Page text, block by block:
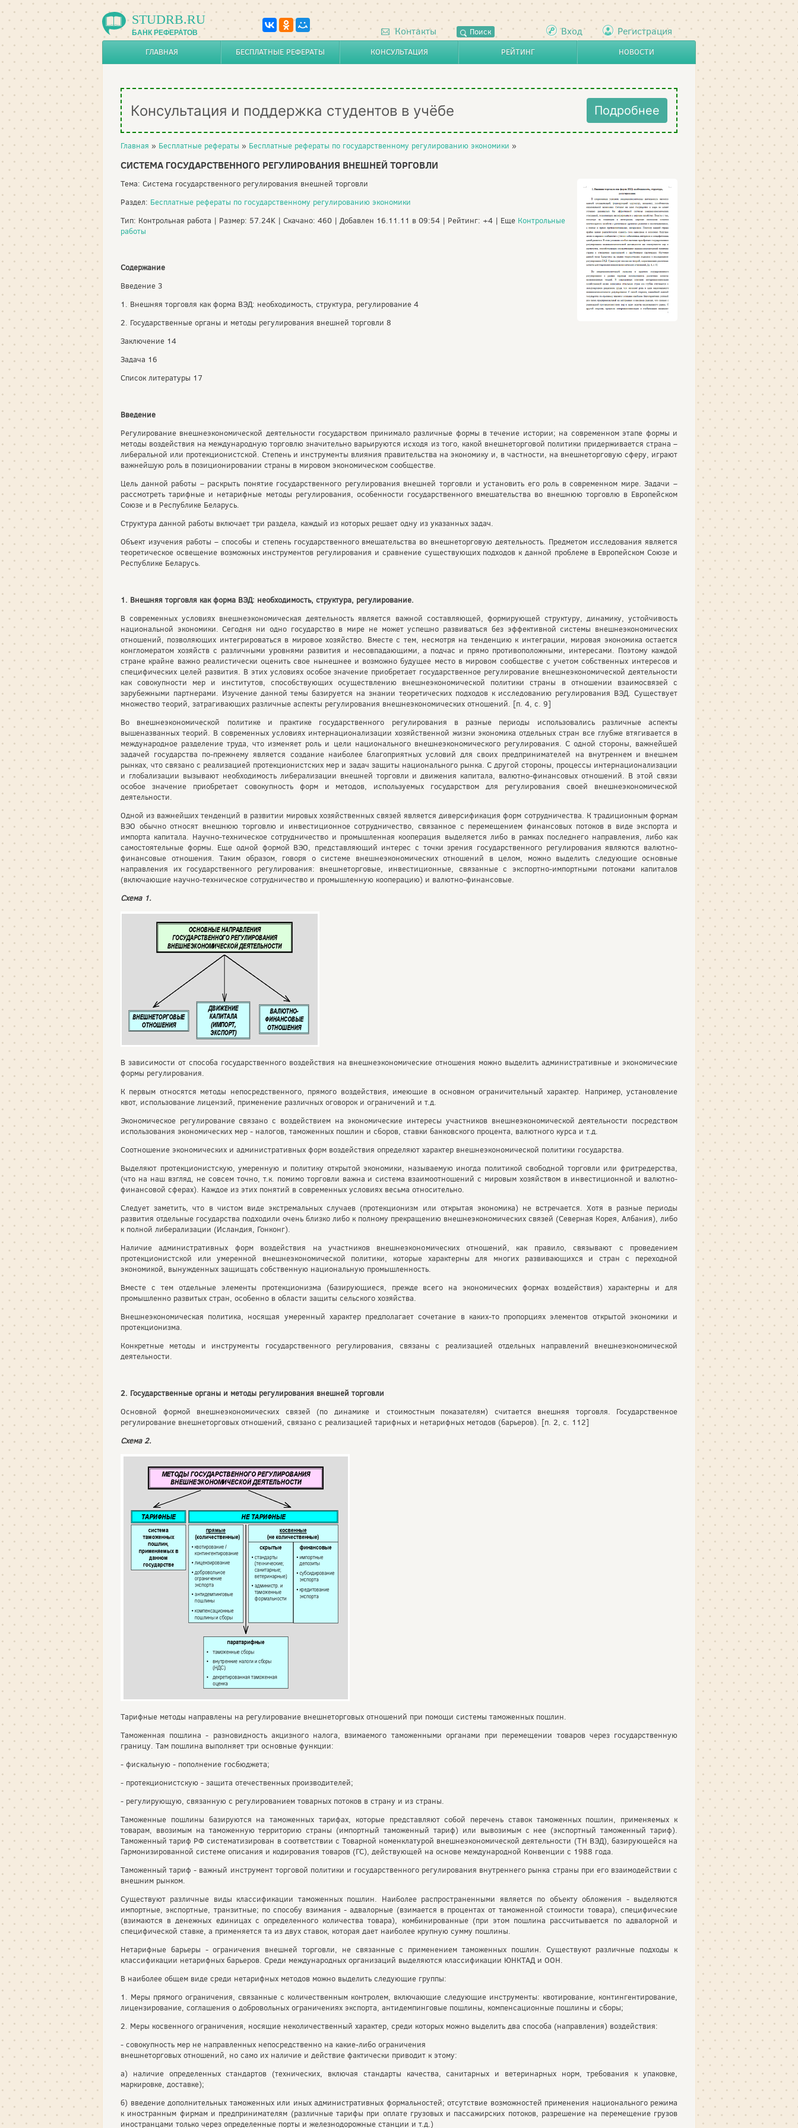
STUDRB.RU
БАНК РЕФЕРАТОВ Контакты Поиск Вход Регистрация
ГЛАВНАЯ БЕСПЛАТНЫЕ РЕФЕРАТЫ КОНСУЛЬТАЦИЯ РЕЙТИНГ НОВОСТИ
Консультация и поддержка студентов в учёбе Подробнее
Главная » Бесплатные рефераты » Бесплатные рефераты по государственному регулированию экономики »
СИСТЕМА ГОСУДАРСТВЕННОГО РЕГУЛИРОВАНИЯ ВНЕШНЕЙ ТОРГОВЛИ
Тема: Система государственного регулирования внешней торговли
Раздел: Бесплатные рефераты по государственному регулированию экономики
Тип: Контрольная работа | Размер: 57.24K | Скачано: 460 | Добавлен 16.11.11 в 09:54 | Рейтинг: +4 | Еще Контрольные
работы
Содержание
Введение 3
1. Внешняя торговля как форма ВЭД: необходимость, структура, регулирование 4
2. Государственные органы и методы регулирования внешней торговли 8
Заключение 14
Задача 16
Список литературы 17
Введение
Регулирование внешнеэкономической деятельности государством принимало различные формы в течение истории; на современном этапе формы и
методы воздействия на международную торговлю значительно варьируются исходя из того, какой внешнеторговой политики придерживается страна –
либеральной или протекционистской. Степень и инструменты влияния правительства на экономику и, в частности, на внешнеторговую сферу, играют
важнейшую роль в позиционировании страны в мировом экономическом сообществе.
Цель данной работы – раскрыть понятие государственного регулирования внешней торговли и установить его роль в современном мире. Задачи –
рассмотреть тарифные и нетарифные методы регулирования, особенности государственного вмешательства во внешнюю торговлю в Европейском
Союзе и в Республике Беларусь.
Структура данной работы включает три раздела, каждый из которых решает одну из указанных задач.
Объект изучения работы – способы и степень государственного вмешательства во внешнеторговую деятельность. Предметом исследования является
теоретическое освещение возможных инструментов регулирования и сравнение существующих подходов к данной проблеме в Европейском Союзе и
Республике Беларусь.
1. Внешняя торговля как форма ВЭД: необходимость, структура, регулирование.
В современных условиях внешнеэкономическая деятельность является важной составляющей, формирующей структуру, динамику, устойчивость
национальной экономики. Сегодня ни одно государство в мире не может успешно развиваться без эффективной системы внешнеэкономических
отношений, позволяющих интегрироваться в мировое хозяйство. Вместе с тем, несмотря на тенденцию к интеграции, мировая экономика остается
конгломератом хозяйств с различными уровнями развития и несовпадающими, а подчас и прямо противоположными, интересами. Поэтому каждой
стране крайне важно реалистически оценить свое нынешнее и возможно будущее место в мировом сообществе с учетом собственных интересов и
специфических целей развития. В этих условиях особое значение приобретает государственное регулирование внешнеэкономической деятельности
как совокупности мер и институтов, способствующих осуществлению внешнеэкономической политики страны в отношении взаимосвязей с
зарубежными партнерами. Изучение данной темы базируется на знании теоретических подходов к исследованию регулирования ВЭД. Существует
множество теорий, затрагивающих различные аспекты регулирования внешнеэкономических отношений. [п. 4, с. 9]
Во внешнеэкономической политике и практике государственного регулирования в разные периоды использовались различные аспекты
вышеназванных теорий. В современных условиях интернационализации хозяйственной жизни экономика отдельных стран все глубже втягивается в
международное разделение труда, что изменяет роль и цели национального внешнеэкономического регулирования. С одной стороны, важнейшей
задачей государства по-прежнему является создание наиболее благоприятных условий для своих предпринимателей на внутреннем и внешнем
рынках, что связано с реализацией протекционистских мер и задач защиты национального рынка. С другой стороны, процессы интернационализации
и глобализации вызывают необходимость либерализации внешней торговли и движения капитала, валютно-финансовых отношений. В этой связи
особое значение приобретает совокупность форм и методов, используемых государством для регулирования своей внешнеэкономической
деятельности.
Одной из важнейших тенденций в развитии мировых хозяйственных связей является диверсификация форм сотрудничества. К традиционным формам
ВЭО обычно относят внешнюю торговлю и инвестиционное сотрудничество, связанное с перемещением финансовых потоков в виде экспорта и
импорта капитала. Научно-техническое сотрудничество и промышленная кооперация выделяется либо в рамках последнего направления, либо как
самостоятельные формы. Еще одной формой ВЭО, представляющий интерес с точки зрения государственного регулирования являются валютно-
финансовые отношения. Таким образом, говоря о системе внешнеэкономических отношений в целом, можно выделить следующие основные
направления их государственного регулирования: внешнеторговые, инвестиционные, связанные с экспортно-импортными потоками капиталов
(включающие научно-техническое сотрудничество и промышленную кооперацию) и валютно-финансовые.
Схема 1.
В зависимости от способа государственного воздействия на внешнеэкономические отношения можно выделить административные и экономические
формы регулирования.
К первым относятся методы непосредственного, прямого воздействия, имеющие в основном ограничительный характер. Например, установление
квот, использование лицензий, применение различных оговорок и ограничений и т.д.
Экономическое регулирование связано с воздействием на экономические интересы участников внешнеэкономической деятельности посредством
использования экономических мер - налогов, таможенных пошлин и сборов, ставки банковского процента, валютного курса и т.д.
Соотношение экономических и административных форм воздействия определяют характер внешнеэкономической политики государства.
Выделяют протекционистскую, умеренную и политику открытой экономики, называемую иногда политикой свободной торговли или фритредерства,
(что на наш взгляд, не совсем точно, т.к. помимо торговли важна и система взаимоотношений с мировым хозяйством в инвестиционной и валютно-
финансовой сферах). Каждое из этих понятий в современных условиях весьма относительно.
Следует заметить, что в чистом виде экстремальных случаев (протекционизм или открытая экономика) не встречается. Хотя в разные периоды
развития отдельные государства подходили очень близко либо к полному прекращению внешнеэкономических связей (Северная Корея, Албания), либо
к полной либерализации (Исландия, Гонконг).
Наличие административных форм воздействия на участников внешнеэкономических отношений, как правило, связывают с проведением
протекционистской или умеренной внешнеэкономической политики, которые характерны для многих развивающихся и стран с переходной
экономикой, вынужденных защищать собственную национальную промышленность.
Вместе с тем отдельные элементы протекционизма (базирующиеся, прежде всего на экономических формах воздействия) характерны и для
промышленно развитых стран, особенно в области защиты сельского хозяйства.
Внешнеэкономическая политика, носящая умеренный характер предполагает сочетание в каких-то пропорциях элементов открытой экономики и
протекционизма.
Конкретные методы и инструменты государственного регулирования, связаны с реализацией отдельных направлений внешнеэкономической
деятельности.
2. Государственные органы и методы регулирования внешней торговли
Основной формой внешнеэкономических связей (по динамике и стоимостным показателям) считается внешняя торговля. Государственное
регулирование внешнеторговых отношений, связано с реализацией тарифных и нетарифных методов (барьеров). [п. 2, с. 112]
Схема 2.
Тарифные методы направлены на регулирование внешнеторговых отношений при помощи системы таможенных пошлин.
Таможенная пошлина - разновидность акцизного налога, взимаемого таможенными органами при перемещении товаров через государственную
границу. Там пошлина выполняет три основные функции:
- фискальную - пополнение госбюджета;
- протекционистскую - защита отечественных производителей;
- регулирующую, связанную с регулированием товарных потоков в страну и из страны.
Таможенные пошлины базируются на таможенных тарифах, которые представляют собой перечень ставок таможенных пошлин, применяемых к
товарам, ввозимым на таможенную территорию страны (импортный таможенный тариф) или вывозимым с нее (экспортный таможенный тариф).
Таможенный тариф РФ систематизирован в соответствии с Товарной номенклатурой внешнеэкономической деятельности (ТН ВЭД), базирующейся на
Гармонизированной системе описания и кодирования товаров (ГС), действующей на основе международной Конвенции с 1988 года.
Таможенный тариф - важный инструмент торговой политики и государственного регулирования внутреннего рынка страны при его взаимодействии с
внешним рынком.
Существуют различные виды классификации таможенных пошлин. Наиболее распространенными является по объекту обложения - выделяются
импортные, экспортные, транзитные; по способу взимания - адвалорные (взимается в процентах от таможенной стоимости товара), специфические
(взимаются в денежных единицах с определенного количества товара), комбинированные (при этом пошлина рассчитывается по адвалорной и
специфической ставке, а применяется та из двух ставок, которая дает наиболее крупную сумму пошлины.
Нетарифные барьеры - ограничения внешней торговли, не связанные с применением таможенных пошлин. Существуют различные подходы к
классификации нетарифных барьеров. Среди международных организаций выделяются классификации ЮНКТАД и ООН.
В наиболее общем виде среди нетарифных методов можно выделить следующие группы:
1. Меры прямого ограничения, связанные с количественным контролем, включающие следующие инструменты: квотирование, контингентирование,
лицензирование, соглашения о добровольных ограничениях экспорта, антидемпинговые пошлины, компенсационные пошлины и сборы;
2. Меры косвенного ограничения, носящие неколичественный характер, среди которых можно выделить два способа (направления) воздействия:
- совокупность мер не направленных непосредственно на какие-либо ограничения
внешнеторговых отношений, но само их наличие и действие фактически приводит к этому:
а) наличие определенных стандартов (технических, включая стандарты качества, санитарных и ветеринарных норм, требования к упаковке,
маркировке, доставке);
б) введение дополнительных таможенных или иных административных формальностей; отсутствие возможностей применения национального режима
к иностранным фирмам и предпринимателям (различные тарифы при оплате грузовых и пассажирских потоков, разрешение на перемещение грузов
иностранцами только через определенные порты и железнодорожные станции и т.д.)